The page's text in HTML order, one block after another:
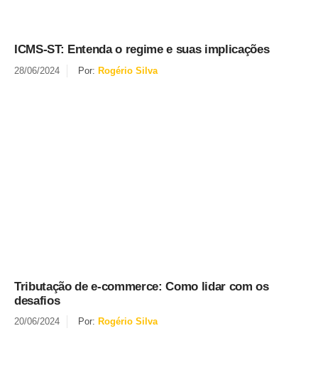
ICMS-ST: Entenda o regime e suas implicações
28/06/2024 Por: Rogério Silva
Tributação de e-commerce: Como lidar com os
desafios
20/06/2024 Por: Rogério Silva